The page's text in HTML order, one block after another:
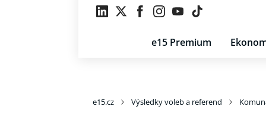
e15 Premium
e15.cz Výsledky voleb a referend